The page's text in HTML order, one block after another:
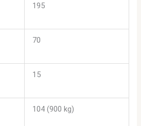
195
70
15
104 (900 kg)